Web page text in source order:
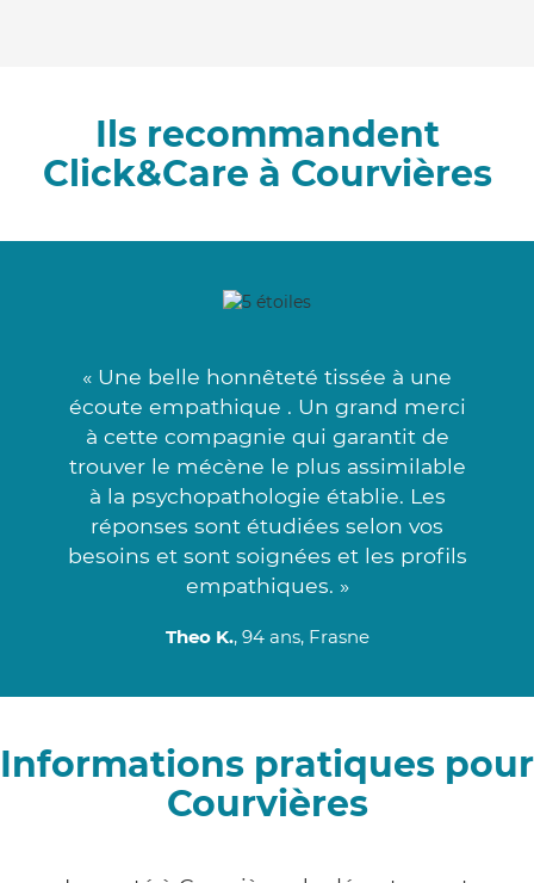
Ils recommandent
Click&Care à Courvières
« Une belle honnêteté tissée à une
écoute empathique . Un grand merci
à cette compagnie qui garantit de
trouver le mécène le plus assimilable
à la psychopathologie établie. Les
réponses sont étudiées selon vos
besoins et sont soignées et les profils
empathiques. »
Theo K., 94 ans, Frasne
Informations pratiques pour
Courvières